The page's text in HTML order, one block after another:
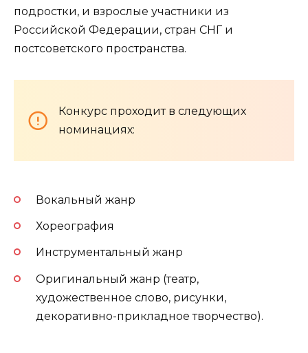
подростки, и взрослые участники из
Российской Федерации, стран СНГ и
постсоветского пространства.
Конкурс проходит в следующих
номинациях:
Вокальный жанр
Хореография
Инструментальный жанр
Оригинальный жанр (театр,
художественное слово, рисунки,
декоративно-прикладное творчество).